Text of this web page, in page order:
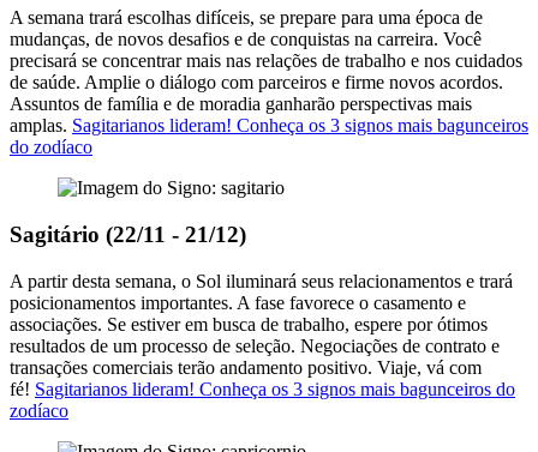
A semana trará escolhas difíceis, se prepare para uma época de
mudanças, de novos desafios e de conquistas na carreira. Você
precisará se concentrar mais nas relações de trabalho e nos cuidados
de saúde. Amplie o diálogo com parceiros e firme novos acordos.
Assuntos de família e de moradia ganharão perspectivas mais
amplas. Sagitarianos lideram! Conheça os 3 signos mais bagunceiros
do zodíaco
Sagitário (22/11 - 21/12)
A partir desta semana, o Sol iluminará seus relacionamentos e trará
posicionamentos importantes. A fase favorece o casamento e
associações. Se estiver em busca de trabalho, espere por ótimos
resultados de um processo de seleção. Negociações de contrato e
transações comerciais terão andamento positivo. Viaje, vá com
fé! Sagitarianos lideram! Conheça os 3 signos mais bagunceiros do
zodíaco